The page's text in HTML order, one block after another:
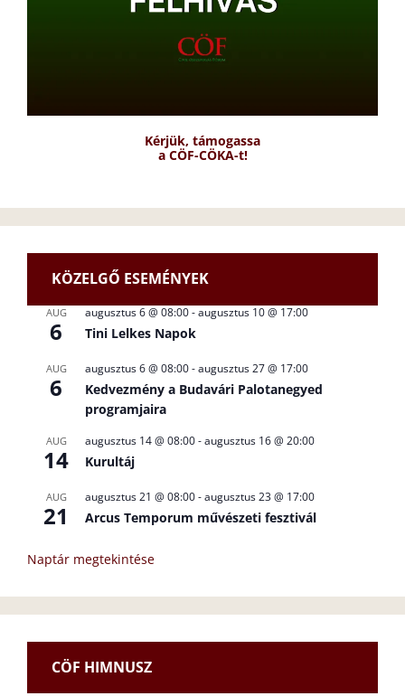
Kérjük, támogassa
a CÖF-CÖKA-t!
KÖZELGŐ ESEMÉNYEK
AUG
6
augusztus 6 @ 08:00-augusztus 10 @ 17:00
Tini Lelkes Napok
AUG
6
augusztus 6 @ 08:00-augusztus 27 @ 17:00
Kedvezmény a Budavári Palotanegyed
programjaira
AUG
14
augusztus 14 @ 08:00-augusztus 16 @ 20:00
Kurultáj
AUG
21
augusztus 21 @ 08:00-augusztus 23 @ 17:00
Arcus Temporum művészeti fesztivál
Naptár megtekintése
CÖF HIMNUSZ